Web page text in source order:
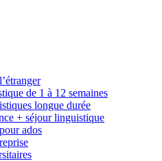
de 1 à 12 semaines
longue durée
+ séjour linguistique
ados